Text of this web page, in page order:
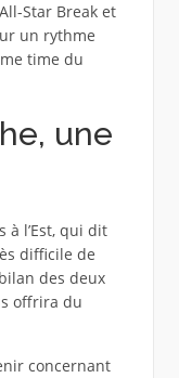
Star Break et
un rythme
time du
une
à l’Est, qui dit
difficile de
des deux
offrira du
concernant